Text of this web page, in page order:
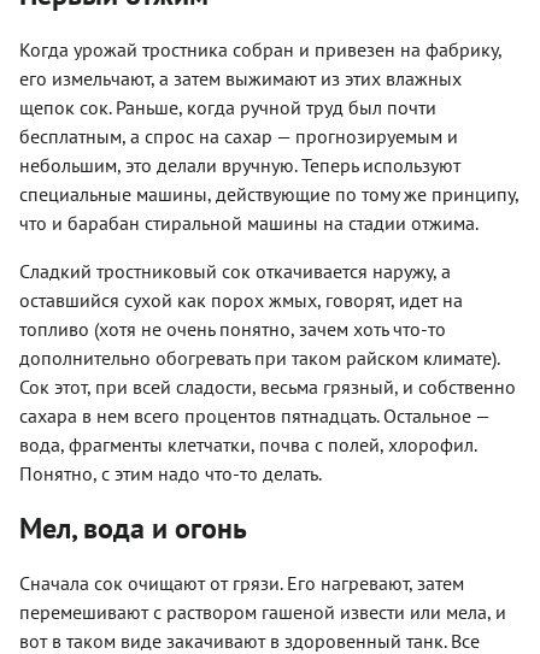
Когда урожай тростника собран и привезен на фабрику,
его измельчают, а затем выжимают из этих влажных
щепок сок. Раньше, когда ручной труд был почти
бесплатным, а спрос на сахар — прогнозируемым и
небольшим, это делали вручную. Теперь используют
специальные машины, действующие по тому же принципу,
что и барабан стиральной машины на стадии отжима.
Сладкий тростниковый сок откачивается наружу, а
оставшийся сухой как порох жмых, говорят, идет на
топливо (хотя не очень понятно, зачем хоть что-то
дополнительно обогревать при таком райском климате).
Сок этот, при всей сладости, весьма грязный, и собственно
сахара в нем всего процентов пятнадцать. Остальное —
вода, фрагменты клетчатки, почва с полей, хлорофил.
Понятно, с этим надо что-то делать.
Мел, вода и огонь
Сначала сок очищают от грязи. Его нагревают, затем
перемешивают с раствором гашеной извести или мела, и
вот в таком виде закачивают в здоровенный танк. Все